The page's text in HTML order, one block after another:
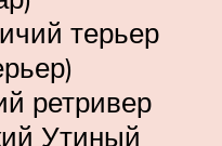
терьер
ретривер
Утиный